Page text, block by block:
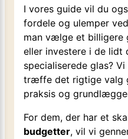
I vores guide vil du
fordele og ulemper
man vælge et billigere
eller investere i de lidt
specialiserede glas?
træffe det rigtige valg
praksis og
For dem, der har et
budgetter, vil vi